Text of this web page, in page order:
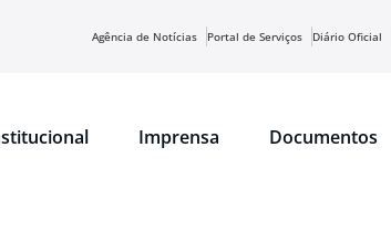
Agência de Notícias Portal de Serviços Diário Oficial
Imprensa Documentos